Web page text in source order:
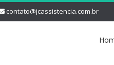
contato@jcassistencia.com.br